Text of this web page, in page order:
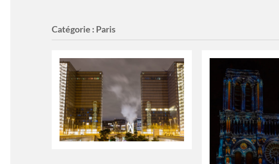
Catégorie : Paris